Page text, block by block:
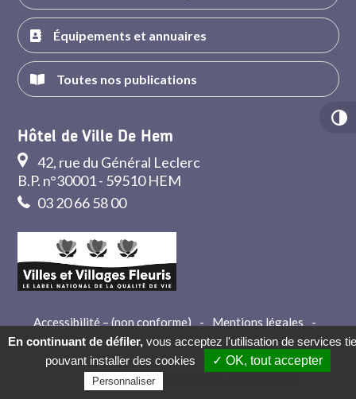
Équipements et annuaires
Toutes nos publications
Hôtel de Ville De Hem
42, rue du Général Leclerc
B.P. n°30001 - 59510 HEM
03 20 66 58 00
Accessibilité – (non conforme) - Mentions légales
-
Crédits
- Contact
En continuant de défiler, vous acceptez l'utilisation de services
pouvant installer des cookies
✓ OK, tout accepter
Personnaliser